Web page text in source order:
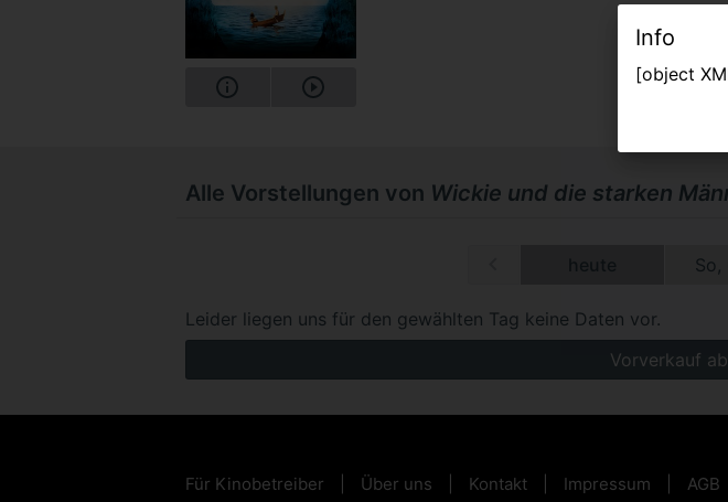
Alle Vorstellungen von Wickie und die starken
So,
Leider liegen uns für den gewählten Tag keine Daten vor.
Vorverkauf
Für Kinobetreiber Über uns Kontakt Impressum AGB
Info
[object